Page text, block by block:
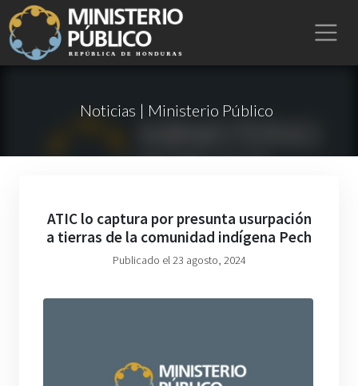
Noticias | Ministerio Público
ATIC lo captura por presunta usurpación
a tierras de la comunidad indígena Pech
Publicado el 23 agosto, 2024